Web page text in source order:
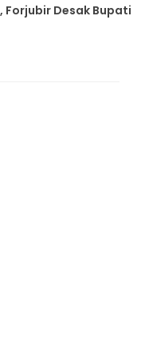
Forjubir Desak Bupati